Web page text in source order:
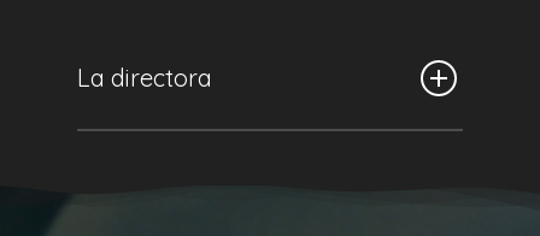
La directora
Biografía